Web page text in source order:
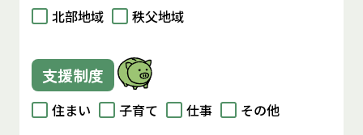
北部地域
秩父地域
支援制度
住まい 子育て 仕事 その他